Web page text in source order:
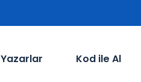
Yazarlar Kod ile Al